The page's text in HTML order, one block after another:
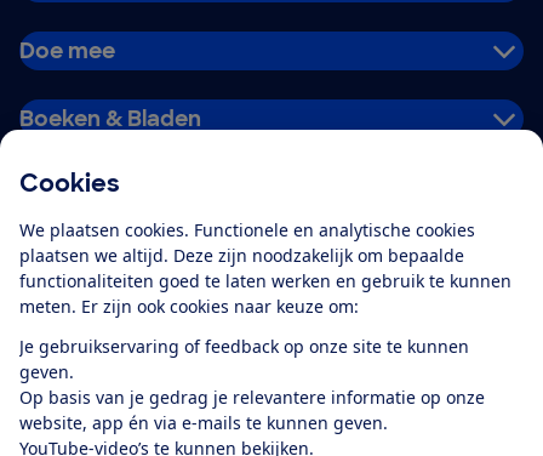
Cookies
We plaatsen cookies. Functionele en analytische cookies
plaatsen we altijd. Deze zijn noodzakelijk om bepaalde
functionaliteiten goed te laten werken en gebruik te kunnen
meten. Er zijn ook cookies naar keuze om:
Je gebruikservaring of feedback op onze site te kunnen
geven.
Op basis van je gedrag je relevantere informatie op onze
website, app én via e-mails te kunnen geven.
YouTube-video’s te kunnen bekijken.
Doe mee
Boeken & Bladen
Alles over de
app
Algemene Voorwaarden
Privacyverklaring